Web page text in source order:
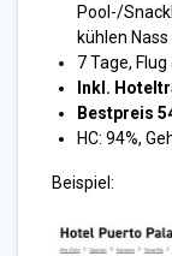
Pool-/
kühlen
7 Tage,
Inkl.
Bestpreis
HC: 94%,
Beispiel: